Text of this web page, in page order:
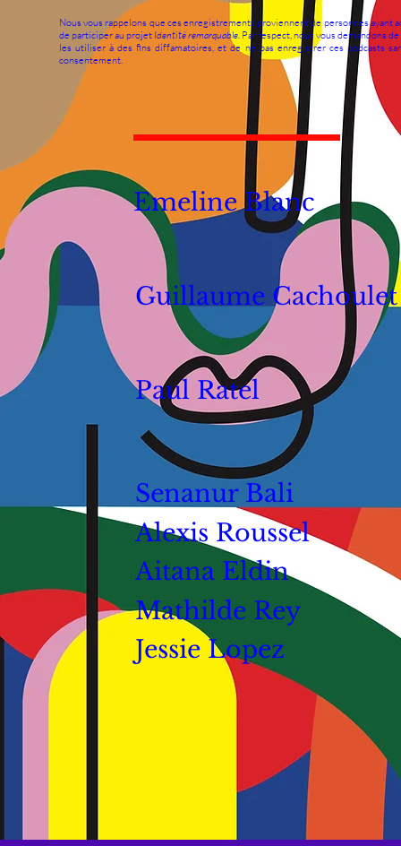
Nous vous rappelons que ces enregistrements proviennent de personnes ayant
de participer au projet Identité remarquable. Par respect, nous vous demandons de
les utiliser à des fins diffamatoires, et de ne pas enregistrer ces podcasts
consentement.
Emeline Blanc
Guillaume Cachoulet
Paul Ratel
Senanur Bali
Alexis Roussel
Aitana Eldin
Mathilde Rey
Jessie Lopez